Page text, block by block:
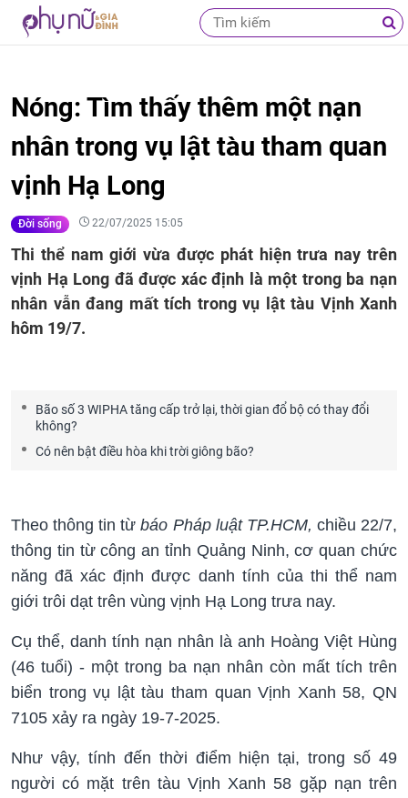
Nóng: Tìm thấy thêm một nạn
nhân trong vụ lật tàu tham quan
vịnh Hạ Long
Đời sống 22/07/2025 15:05
Thi thể nam giới vừa được phát hiện trưa nay trên
vịnh Hạ Long đã được xác định là một trong ba nạn
nhân vẫn đang mất tích trong vụ lật tàu Vịnh Xanh
hôm 19/7.
Bão số 3 WIPHA tăng cấp trở lại, thời gian đổ bộ có thay đổi
không?
Có nên bật điều hòa khi trời giông bão?
Theo thông tin từ báo Pháp luật TP.HCM, chiều 22/7,
thông tin từ công an tỉnh Quảng Ninh, cơ quan chức
năng đã xác định được danh tính của thi thể nam
giới trôi dạt trên vùng vịnh Hạ Long trưa nay.
Cụ thể, danh tính nạn nhân là anh Hoàng Việt Hùng
(46 tuổi) - một trong ba nạn nhân còn mất tích trên
biển trong vụ lật tàu tham quan Vịnh Xanh 58, QN
7105 xảy ra ngày 19-7-2025.
Như vậy, tính đến thời điểm hiện tại, trong số 49
người có mặt trên tàu Vịnh Xanh 58 gặp nạn trên